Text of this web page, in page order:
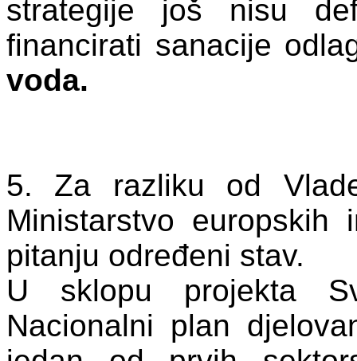
strategije još nisu
financirati sanacije
voda.
5. Za razliku od
Ministarstvo europskih
pitanju određeni stav.
U sklopu projekta
Nacionalni plan